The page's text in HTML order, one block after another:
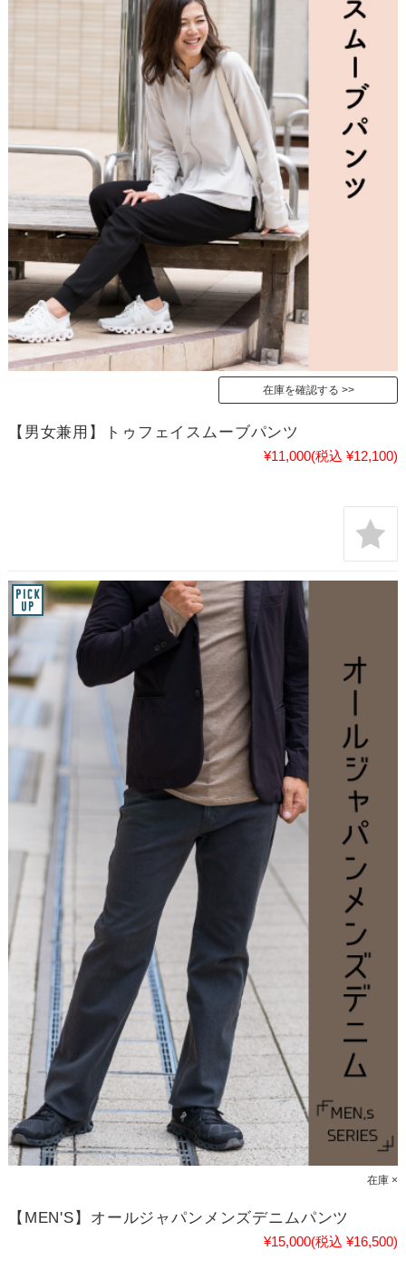
在庫を確認する
【男女兼用】トゥフェイスムーブパンツ
¥11,000(税込 ¥12,100)
在庫 ×
【MEN'S】オールジャパンメンズデニムパンツ
¥15,000(税込 ¥16,500)